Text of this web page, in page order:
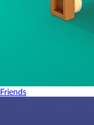
Friends